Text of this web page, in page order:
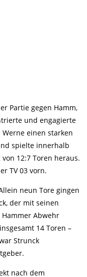
Partie gegen Hamm,
und engagierte
einen starken
spielte innerhalb
12:7 Toren heraus.
TV 03 vorn.
neun Tore gingen
der mit seinen
Abwehr
14 Toren –
Strunck
nach dem